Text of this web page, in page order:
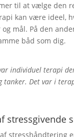
til at vælge den
kan være ideel,
mål. På den
båd som dig.
individuel terapi
tanker. Det var i
stressgivende
stresshåndtering